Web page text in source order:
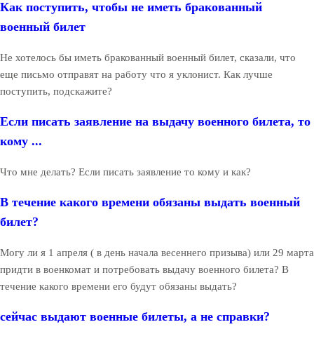
Как поступить, чтобы не иметь бракованный
военный билет
Не хотелось бы иметь бракованный военный билет, сказали, что
еще письмо отправят на работу что я уклонист. Как лучше
поступить, подскажите?
Если писать заявление на выдачу военного билета, то
кому ...
Что мне делать? Если писать заявление то кому и как?
В течение какого времени обязаны выдать военный
билет?
Могу ли я 1 апреля ( в день начала весеннего призыва) или 29 марта
придти в военкомат и потребовать выдачу военного билета? В
течение какого времени его будут обязаны выдать?
сейчас выдают военные билеты, а не справки?